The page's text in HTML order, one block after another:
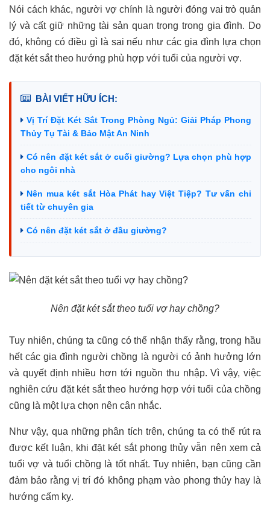
Nói cách khác, người vợ chính là người đóng vai trò quản
lý và cất giữ những tài sản quan trọng trong gia đình. Do
đó, không có điều gì là sai nếu như các gia đình lựa chọn
đặt két sắt theo hướng phù hợp với tuổi của người vợ.
BÀI VIẾT HỮU ÍCH:
Vị Trí Đặt Két Sắt Trong Phòng Ngủ: Giải Pháp Phong
Thủy Tụ Tài & Bảo Mật An Ninh
Có nên đặt két sắt ở cuối giường? Lựa chọn phù hợp
cho ngôi nhà
Nên mua két sắt Hòa Phát hay Việt Tiệp? Tư vấn chi
tiết từ chuyên gia
Có nên đặt két sắt ở đầu giường?
Nên đặt két sắt theo tuổi vợ hay chồng?
Tuy nhiên, chúng ta cũng có thể nhận thấy rằng, trong hầu
hết các gia đình người chồng là người có ảnh hưởng lớn
và quyết định nhiều hơn tới nguồn thu nhập. Vì vậy, việc
nghiên cứu đặt két sắt theo hướng hợp với tuổi của chồng
cũng là một lựa chọn nên cân nhắc.
Như vậy, qua những phân tích trên, chúng ta có thể rút ra
được kết luận, khi đặt két sắt phong thủy vẫn nên xem cả
tuổi vợ và tuổi chồng là tốt nhất. Tuy nhiên, bạn cũng cần
đảm bảo rằng vị trí đó không phạm vào phong thủy hay là
hướng cấm kỵ.